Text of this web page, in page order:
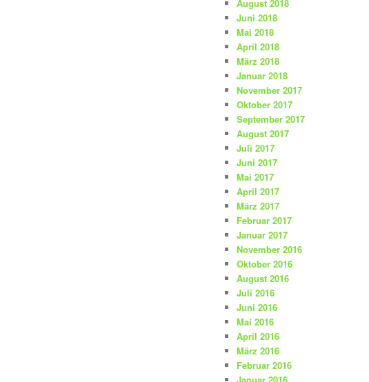
August 2018
Juni 2018
Mai 2018
April 2018
März 2018
Januar 2018
November 2017
Oktober 2017
September 2017
August 2017
Juli 2017
Juni 2017
Mai 2017
April 2017
März 2017
Februar 2017
Januar 2017
November 2016
Oktober 2016
August 2016
Juli 2016
Juni 2016
Mai 2016
April 2016
März 2016
Februar 2016